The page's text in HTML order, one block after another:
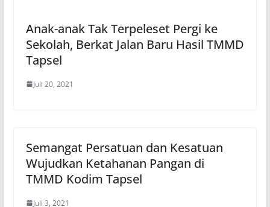
Anak-anak Tak Terpeleset Pergi ke
Sekolah, Berkat Jalan Baru Hasil TMMD
Tapsel
Juli 20, 2021
Semangat Persatuan dan Kesatuan
Wujudkan Ketahanan Pangan di
TMMD Kodim Tapsel
Juli 3, 2021